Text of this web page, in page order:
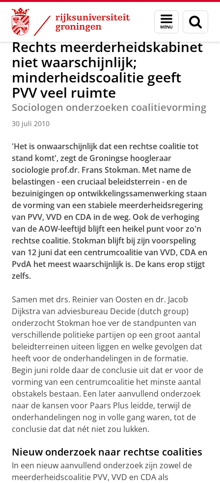
Skip
Content
Skip
Navigation
Menu
en
zoeken
Over ons Actueel Nieuws Nieuwsberichten
Rechts meerderheidskabinet
niet waarschijnlijk;
minderheidscoalitie geeft
PVV veel ruimte
Sociologen onderzoeken coalitievorming
30 juli 2010
'Het is onwaarschijnlijk dat een rechtse coalitie tot
stand komt', zegt de Groningse hoogleraar
sociologie prof.dr. Frans Stokman. Met name de
belastingen - een cruciaal beleidsterrein - en de
bezuinigingen op ontwikkelingssamenwerking staan
de vorming van een stabiele meerderheidsregering
van PVV, VVD en CDA in de weg. Ook de verhoging
van de AOW-leeftijd blijft een heikel punt voor zo'n
rechtse coalitie. Stokman blijft bij zijn voorspeling
van 12 juni dat een centrumcoalitie van VVD, CDA en
PvdA het meest waarschijnlijk is. De kans erop stijgt
zelfs.
Samen met drs. Reinier van Oosten en dr. Jacob
Dijkstra van adviesbureau Decide (dutch group)
onderzocht Stokman hoe ver de standpunten van
verschillende politieke partijen op een groot aantal
beleidterreinen uiteen liggen en welke gevolgen dat
heeft voor de onderhandelingen in de formatie.
Begin juni rolde daar de conclusie uit dat er voor de
vorming van een centrumcoalitie het minste aantal
obstakels bestaan. Een later aanvullend onderzoek
naar de kansen voor Paars Plus leidde, terwijl de
onderhandelingen nog in volle gang waren, tot de
conclusie dat dat nét niet zou lukken.
Nieuw onderzoek naar rechtse coalities
In een nieuw aanvullend onderzoek zijn zowel de
meerderheidscoalitie PVV, VVD en CDA als